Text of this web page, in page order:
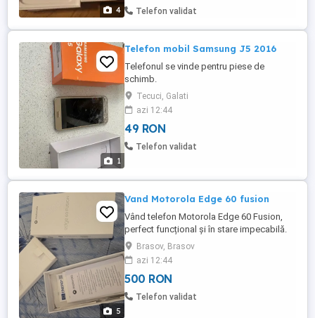
4 Telefon validat
1
Telefon mobil Samsung J5 2016
Telefonul se vinde pentru piese de
schimb.
Tecuci, Galati
azi 12:44
49 RON
Telefon validat
5
Vand Motorola Edge 60 fusion
Vând telefon Motorola Edge 60 Fusion,
perfect funcțional și în stare impecabilă.
Ideal pentru cei care apreciază
performanța și calitatea. Contactați-mă
pentru mai multe detalii! Telefonul a fost
cumparat anul trecut de la Emag si folosit
foarte putin doar in husa si folie . Accept
Brasov, Brasov
azi 12:44
500 RON
Telefon validat